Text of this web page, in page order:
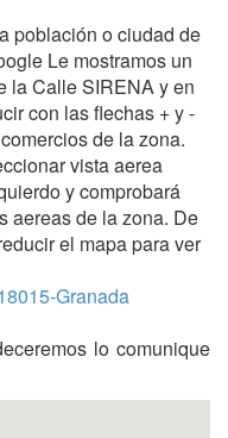
población o ciudad de
Le mostramos un
la Calle SIRENA y en
con las flechas + y -
de la zona.
vista aerea
y comprobará
aereas de la zona. De
el mapa para ver
Granada
lo comunique